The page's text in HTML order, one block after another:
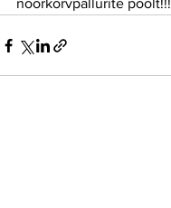
noorkorvpallurite poolt!!!